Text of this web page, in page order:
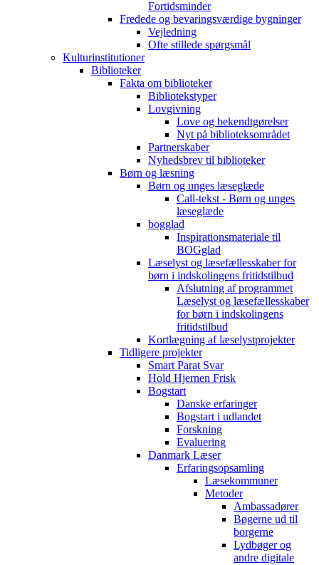
Fortidsminder
Fredede og bevaringsværdige bygninger
Vejledning
Ofte stillede spørgsmål
Kulturinstitutioner
Biblioteker
Fakta om biblioteker
Bibliotekstyper
Lovgivning
Love og bekendtgørelser
Nyt på biblioteksområdet
Partnerskaber
Nyhedsbrev til biblioteker
Børn og læsning
Børn og unges læseglæde
Call-tekst - Børn og unges
læseglæde
bogglad
Inspirationsmateriale til
BOGglad
Læselyst og læsefællesskaber for
børn i indskolingens fritidstilbud
Afslutning af programmet
Læselyst og læsefællesskaber
for børn i indskolingens
fritidstilbud
Kortlægning af læselystprojekter
Tidligere projekter
Smart Parat Svar
Hold Hjernen Frisk
Bogstart
Danske erfaringer
Bogstart i udlandet
Forskning
Evaluering
Danmark Læser
Erfaringsopsamling
Læsekommuner
Metoder
Ambassadører
Bøgerne ud til
borgerne
Lydbøger og
andre digitale